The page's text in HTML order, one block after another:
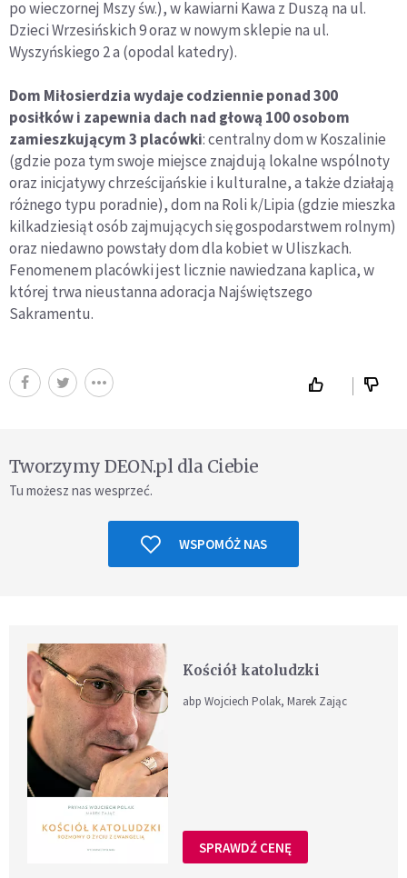
po wieczornej Mszy św.), w kawiarni Kawa z Duszą na ul.
Dzieci Wrzesińskich 9 oraz w nowym sklepie na ul.
Wyszyńskiego 2 a (opodal katedry).
Dom Miłosierdzia wydaje codziennie ponad 300
posiłków i zapewnia dach nad głową 100 osobom
zamieszkującym 3 placówki: centralny dom w Koszalinie
(gdzie poza tym swoje miejsce znajdują lokalne wspólnoty
oraz inicjatywy chrześcijańskie i kulturalne, a także działają
różnego typu poradnie), dom na Roli k/Lipia (gdzie mieszka
kilkadziesiąt osób zajmujących się gospodarstwem rolnym)
oraz niedawno powstały dom dla kobiet w Uliszkach.
Fenomenem placówki jest licznie nawiedzana kaplica, w
której trwa nieustanna adoracja Najświętszego
Sakramentu.
Tworzymy DEON.pl dla Ciebie
Tu możesz nas wesprzeć.
WSPOMÓŻ NAS
Kościół katoludzki
abp Wojciech Polak, Marek Zając
SPRAWDŹ CENĘ